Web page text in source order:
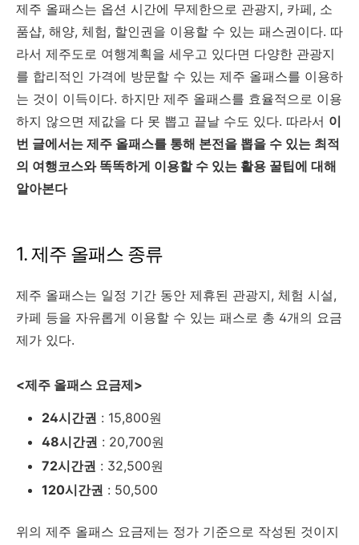
제주 올패스는 옵션 시간에 무제한으로 관광지, 카페, 소
품샵, 해양, 체험, 할인권을 이용할 수 있는 패스권이다. 따
라서 제주도로 여행계획을 세우고 있다면 다양한 관광지
를 합리적인 가격에 방문할 수 있는 제주 올패스를 이용하
는 것이 이득이다. 하지만 제주 올패스를 효율적으로 이용
하지 않으면 제값을 다 못 뽑고 끝날 수도 있다. 따라서 이
번 글에서는 제주 올패스를 통해 본전을 뽑을 수 있는 최적
의 여행코스와 똑똑하게 이용할 수 있는 활용 꿀팁에 대해
알아본다
1. 제주 올패스 종류
제주 올패스는 일정 기간 동안 제휴된 관광지, 체험 시설,
카페 등을 자유롭게 이용할 수 있는 패스로 총 4개의 요금
제가 있다.
<제주 올패스 요금제>
24시간권 : 15,800원
48시간권 : 20,700원
72시간권 : 32,500원
120시간권 : 50,500
위의 제주 올패스 요금제는 정가 기준으로 작성된 것이지